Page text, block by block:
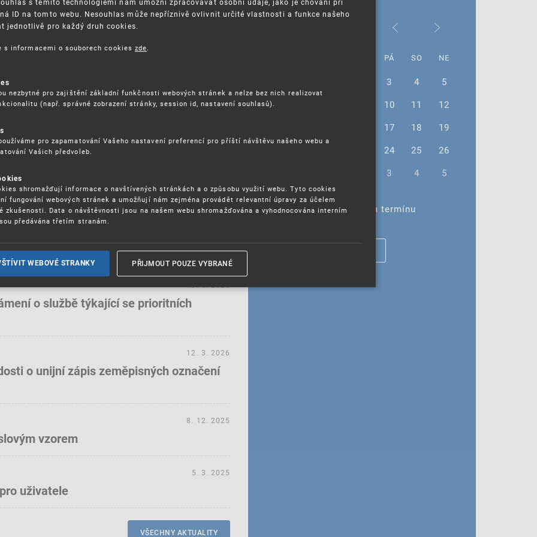
služeb - 5.8.2026
jinak (aneb když se značky hádají
17. 9. 2026
tržištích nacházejících se mimo
porušování IPR
a vymáhání IPR ve třetích zemích
o službě týkající se prioritních
18. 5. 2026
o unijní zápis zeměpisných označení
12. 3. 2026
vzorem
8. 12. 2025
uživatele
5. 3. 2025
VŠECHNY AKTUALITY
PÁ SO NE
3 4
5
10 11
12
17 18
19
24 25
26
3 4 5
Žádné akce ve vybraném termínu
ID na tomto webu. Nesouhlas může nepříznivě ovlivnit určité vlastnosti a funkce našeho
jednotlivě pro každý druh cookies.
s informacemi o souborech cookies zde
nezbytné pro zajištění základní funkčnosti webových stránek a nelze bez nich realizovat
(např. správné zobrazení stránky, session id, nastavení souhlasů).
pro zapamatování Vašeho nastavení preferencí pro příští návštěvu našeho webu a
Vašich předvoleb.
shromažďují informace o navštívených stránkách a o způsobu využití webu. Tyto cookies
fungování webových stránek a umožňují nám zejména provádět relevantní úpravy za účelem
zkušenosti. Data o návštěvnosti jsou na našem webu shromažďována a vyhodnocována interním
předávána třetím stranám.
WEBOVÉ STRANKY PŘIJMOUT POUZE VYBRANÉ